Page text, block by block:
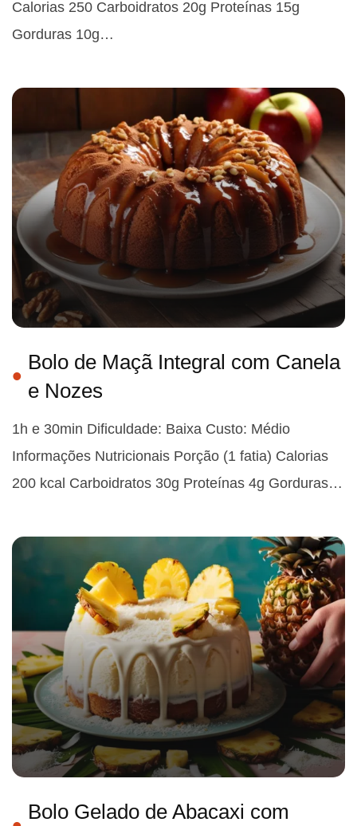
Calorias 250 Carboidratos 20g Proteínas 15g
Gorduras 10g…
Bolo de Maçã Integral com Canela
e Nozes
1h e 30min Dificuldade: Baixa Custo: Médio
Informações Nutricionais Porção (1 fatia) Calorias
200 kcal Carboidratos 30g Proteínas 4g Gorduras…
Bolo Gelado de Abacaxi com